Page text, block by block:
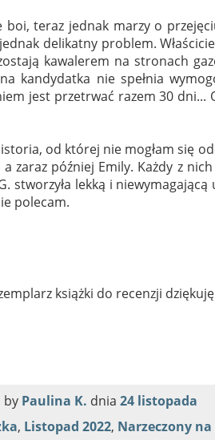
boi, teraz jednak marzy o
delikatny problem.
kawalerem na stronach
kandydatka nie spełnia
jest przetrwać razem 30 dni...
od której nie mogłam się
zaraz później Emily. Każdy z
stworzyła lekką i niewymagającą
polecam.
książki do recenzji
by Paulina K. dnia 24 listopada
, Listopad 2022, Narzeczony